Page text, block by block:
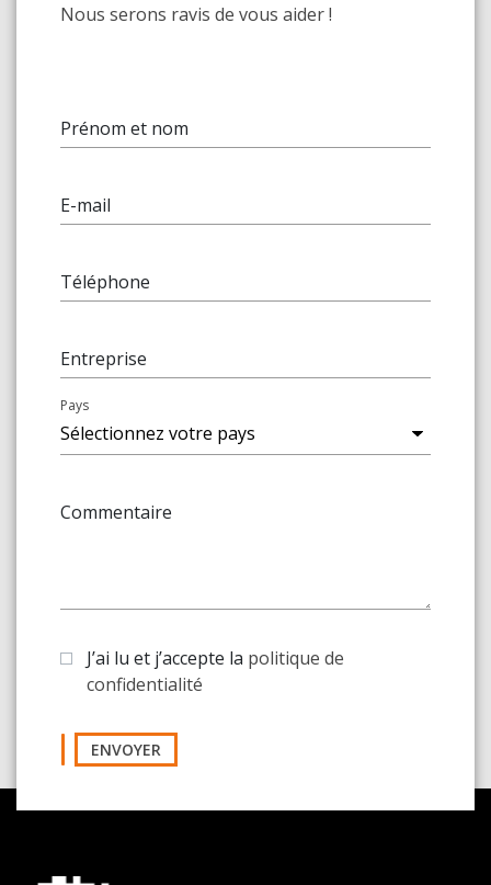
Nous serons ravis de vous aider !
Prénom et nom
E-mail
Téléphone
Entreprise
Pays
Commentaire
J’ai lu et j’accepte la politique de
confidentialité
ENVOYER